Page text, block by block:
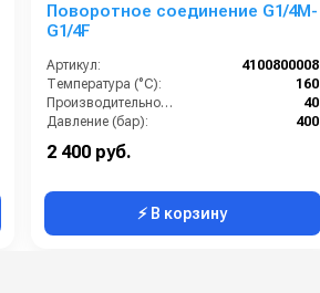
Поворотное соединение G1/4M-
G1/4F
Артикул:
4100800008
Температура (°C):
160
Производительность (л/мин):
40
Давление (бар):
400
2 400 руб.
⚡ В корзину